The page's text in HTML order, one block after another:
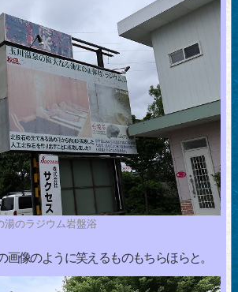
湯のラジウム岩盤浴
画像のように笑えるものもちらほらと。